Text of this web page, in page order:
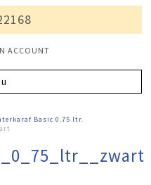
ACCOUNT
Basic 0.75 ltr.